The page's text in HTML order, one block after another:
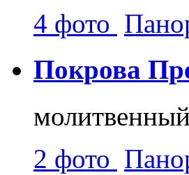
4 фото
Покрова
2 фото